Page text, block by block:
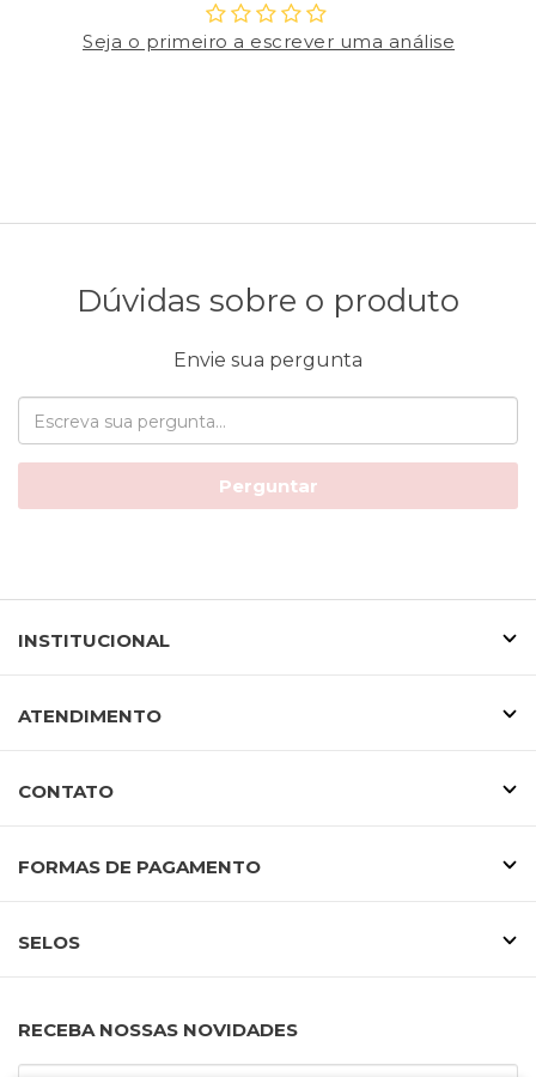
Seja o primeiro a escrever uma análise
Dúvidas sobre o produto
Envie sua pergunta
Perguntar
INSTITUCIONAL
ATENDIMENTO
CONTATO
FORMAS DE PAGAMENTO
SELOS
RECEBA NOSSAS NOVIDADES